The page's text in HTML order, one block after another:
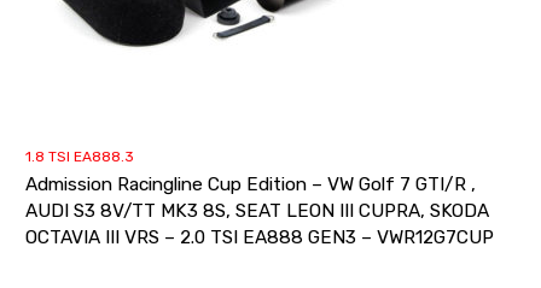
1.8 TSI EA888.3
Admission Racingline Cup Edition – VW Golf 7 GTI/R ,
AUDI S3 8V/TT MK3 8S, SEAT LEON III CUPRA, SKODA
OCTAVIA III VRS – 2.0 TSI EA888 GEN3 – VWR12G7CUP